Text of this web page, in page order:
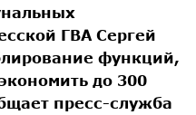
ГВА Сергей
функций,
до 300
пресс-служба